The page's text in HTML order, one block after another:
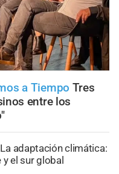
a Tiempo Tres
entre los
La adaptación climática:
y el sur global